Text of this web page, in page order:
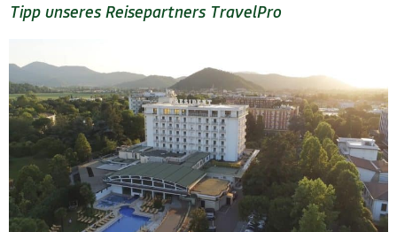
Tipp unseres Reisepartners TravelPro